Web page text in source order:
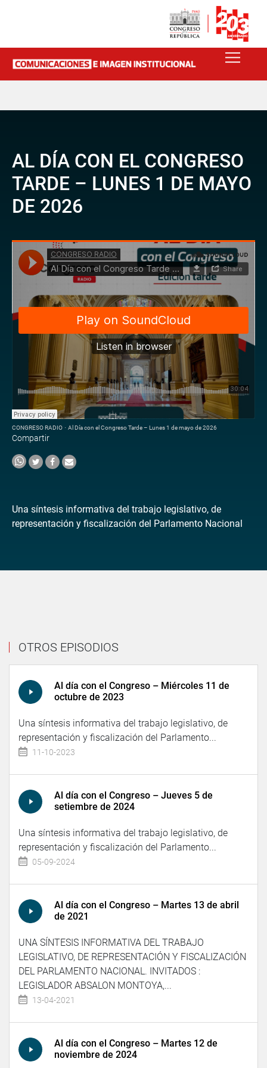
AL DÍA CON EL CONGRESO
TARDE – LUNES 1 DE MAYO
DE 2026
CONGRESO RADIO · Al Día con el Congreso Tarde – Lunes 1 de mayo de 2026
Compartir
Una síntesis informativa del trabajo legislativo, de
representación y fiscalización del Parlamento Nacional
OTROS EPISODIOS
Al día con el Congreso – Miércoles 11 de
octubre de 2023
Una síntesis informativa del trabajo legislativo, de
representación y fiscalización del Parlamento...
11-10-2023
Al día con el Congreso – Jueves 5 de
setiembre de 2024
Una síntesis informativa del trabajo legislativo, de
representación y fiscalización del Parlamento...
05-09-2024
Al día con el Congreso – Martes 13 de abril
de 2021
UNA SÍNTESIS INFORMATIVA DEL TRABAJO
LEGISLATIVO, DE REPRESENTACIÓN Y FISCALIZACIÓN
DEL PARLAMENTO NACIONAL. INVITADOS :
LEGISLADOR ABSALON MONTOYA,...
13-04-2021
Al día con el Congreso – Martes 12 de
noviembre de 2024